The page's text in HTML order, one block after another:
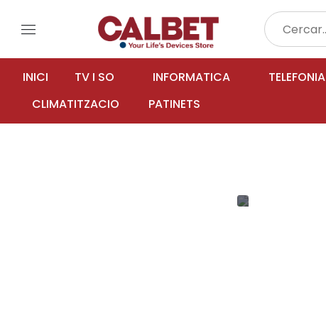
menu
INICI TV I SO INFORMATICA TELEFONIA
CLIMATITZACIO
PATINETS